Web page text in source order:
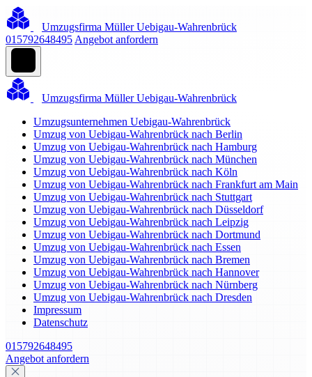
Umzugsfirma Müller Uebigau-Wahrenbrück
015792648495 Angebot anfordern
Umzugsfirma Müller Uebigau-Wahrenbrück
Umzugsunternehmen Uebigau-Wahrenbrück
Umzug von Uebigau-Wahrenbrück nach Berlin
Umzug von Uebigau-Wahrenbrück nach Hamburg
Umzug von Uebigau-Wahrenbrück nach München
Umzug von Uebigau-Wahrenbrück nach Köln
Umzug von Uebigau-Wahrenbrück nach Frankfurt am Main
Umzug von Uebigau-Wahrenbrück nach Stuttgart
Umzug von Uebigau-Wahrenbrück nach Düsseldorf
Umzug von Uebigau-Wahrenbrück nach Leipzig
Umzug von Uebigau-Wahrenbrück nach Dortmund
Umzug von Uebigau-Wahrenbrück nach Essen
Umzug von Uebigau-Wahrenbrück nach Bremen
Umzug von Uebigau-Wahrenbrück nach Hannover
Umzug von Uebigau-Wahrenbrück nach Nürnberg
Umzug von Uebigau-Wahrenbrück nach Dresden
Impressum
Datenschutz
015792648495
Angebot anfordern